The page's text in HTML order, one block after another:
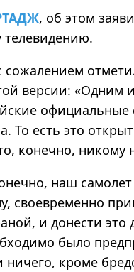
, об этом
сожалением
версии: «Одним
официальные
То есть это
конечно, никому
наш
своевременно
и донести это
было
кроме